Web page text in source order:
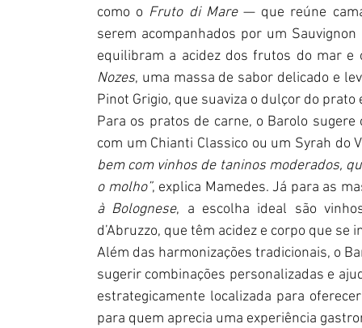
como o Fruto di Mare — que reúne
serem acompanhados por um
equilibram a acidez dos frutos do mar
Nozes, uma massa de sabor delicado e
Pinot Grigio, que suaviza o dulçor do
Para os pratos de carne, o Barolo
com um Chianti Classico ou um Syrah do
bem com vinhos de taninos moderados,
o molho”, explica Mamedes. Já para as
à Bolognese, a escolha ideal são
d’Abruzzo, que têm acidez e corpo que
Além das harmonizações tradicionais, o
sugerir combinações personalizadas e
estrategicamente localizada para
para quem aprecia uma experiência